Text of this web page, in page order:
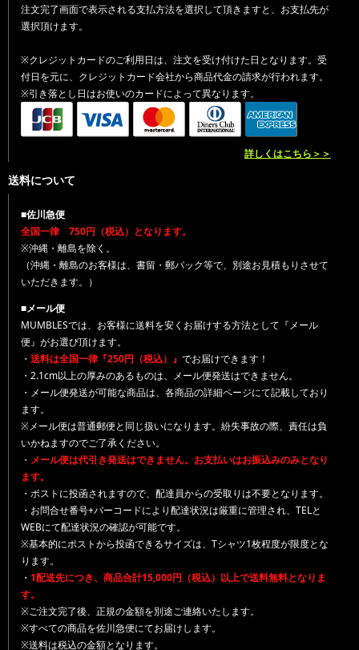
注文完了画面で表示される支払方法を選択して頂きますと、お支払先が
選択頂けます。
※クレジットカードのご利用日は、注文を受け付けた日となります。受
付日を元に、クレジットカード会社から商品代金の請求が行われます。
※引き落とし日はお使いのカードによって異なります。
詳しくはこちら＞＞
送料について
■佐川急便
全国一律 750円（税込）となります。
※沖縄・離島を除く。
（沖縄・離島のお客様は、書留・郵パック等で、別途お見積もりさせて
いただきます。）
■メール便
MUMBLESでは、お客様に送料を安くお届けする方法として『メール
便』がお選び頂けます。
・ 送料は全国一律『250円（税込）』 でお届けできます！
・2.1cm以上の厚みのあるものは、メール便発送はできません。
・メール便発送が可能な商品は、各商品の詳細ページにて記載しており
ます。
※メール便は普通郵便と同じ扱いになります。紛失事故の際、責任は負
いかねますのでご了承ください。
・ メール便は代引き発送はできません。お支払いはお振込みのみとなり
ます。
・ポストに投函されますので、配達員からの受取りは不要となります。
・お問合せ番号+バーコードにより配達状況は厳重に管理され、TELと
WEBにて配達状況の確認が可能です。
※基本的にポストから投函できるサイズは、Tシャツ1枚程度が限度とな
ります。
・ 1配送先につき、商品合計15,000円（税込）以上で送料無料となりま
す。
※ご注文完了後、正規の金額を別途ご連絡いたします。
※すべての商品を佐川急便にてお届けします。
※送料は税込の金額となります。